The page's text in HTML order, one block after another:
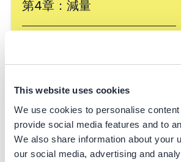
This website uses cookies
We use cookies to personalise
provide social media features and to
We also share information about your
our social media, advertising and
第4章：減量
撰寫說明組
BCG